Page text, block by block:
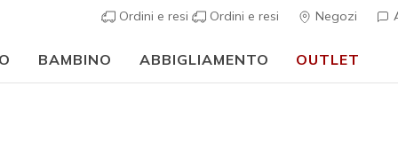
Ordini e resi Ordini e resi Negozi
BAMBINO ABBIGLIAMENTO OUTLET